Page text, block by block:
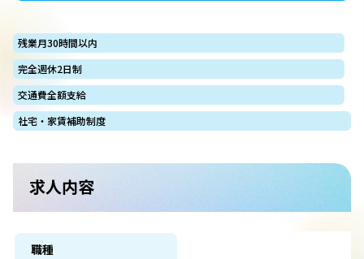
残業月30時間以内
完全週休2日制
交通費全額支給
社宅・家賃補助制度
求人内容
職種